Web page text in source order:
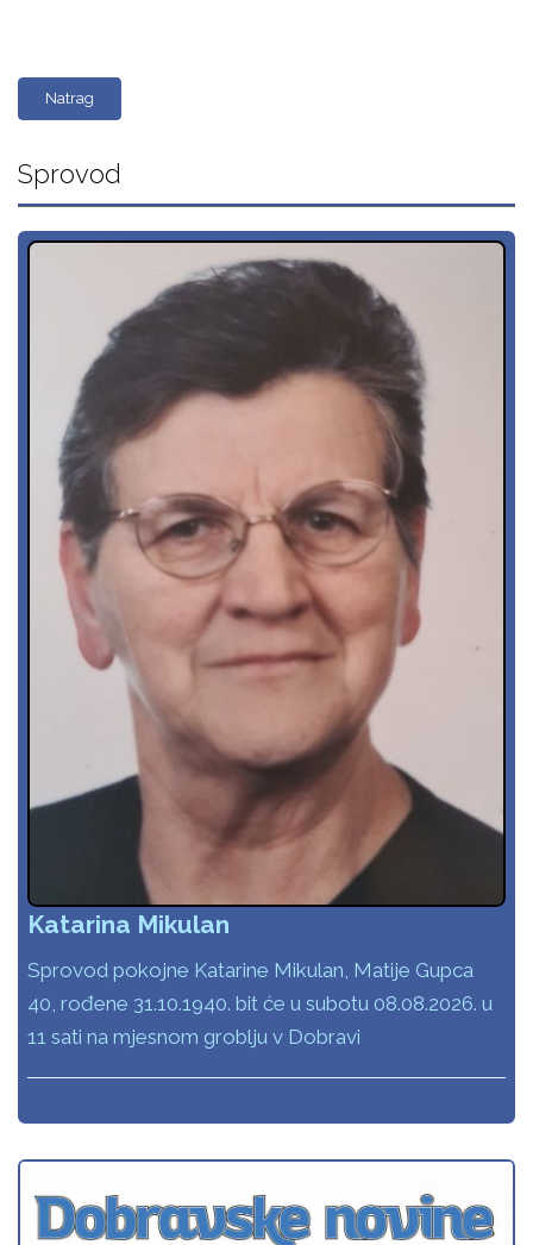
Natrag
Sprovod
Katarina Mikulan
Sprovod pokojne Katarine Mikulan, Matije Gupca
40, rođene 31.10.1940. bit će u subotu 08.08.2026. u
11 sati na mjesnom groblju v Dobravi